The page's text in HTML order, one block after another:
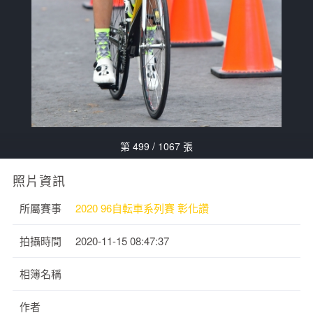
第 499 / 1067 張
照片資訊
所屬賽事 2020 96自転車系列賽 彰化讚
拍攝時間 2020-11-15 08:47:37
相簿名稱
作者